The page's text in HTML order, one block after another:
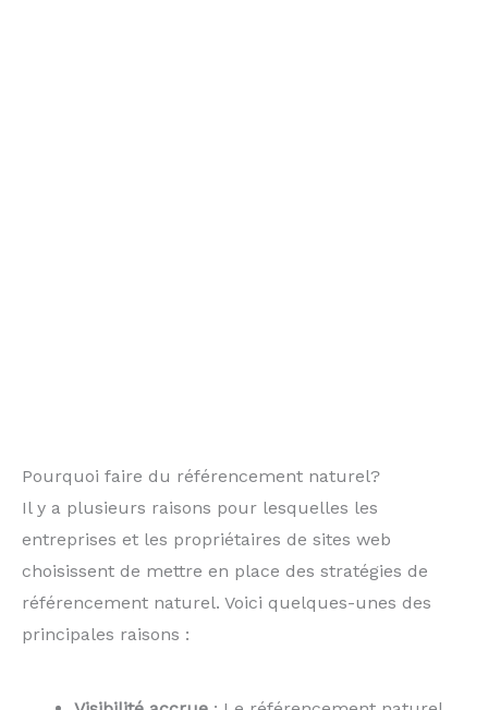
Pourquoi faire du référencement naturel?
Il y a plusieurs raisons pour lesquelles les
entreprises et les propriétaires de sites web
choisissent de mettre en place des stratégies de
référencement naturel. Voici quelques-unes des
principales raisons :